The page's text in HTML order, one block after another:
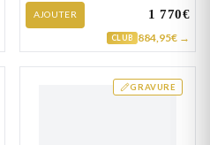
AJOUTER 1 770€
CLUB 884,95€ →
GRAVURE